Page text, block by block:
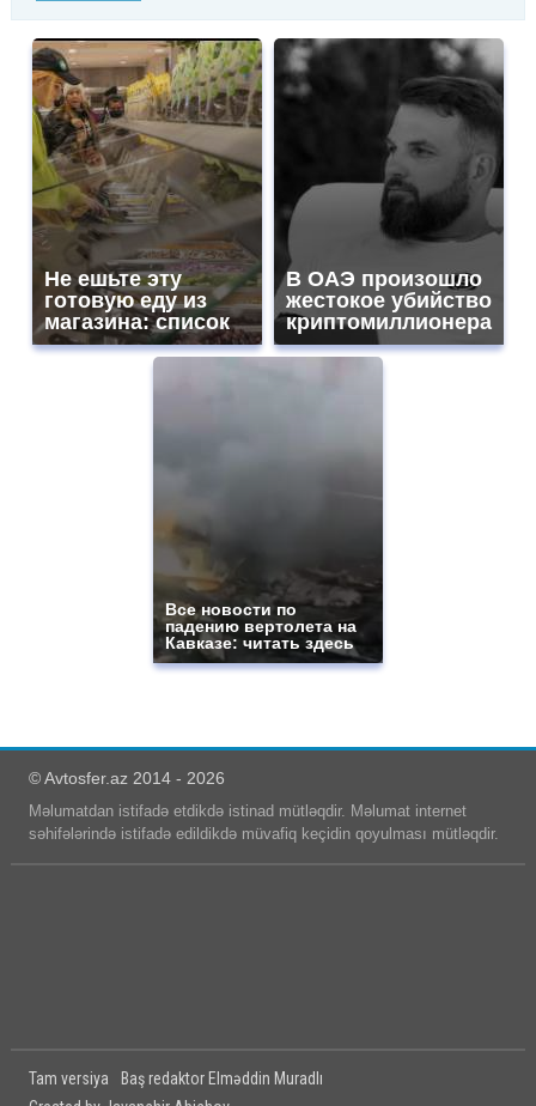
Не ешьте эту
готовую еду из
магазина: список
В ОАЭ произошло
жестокое убийство
криптомиллионера
Все новости по
падению вертолета на
Кавказе: читать здесь
© Avtosfer.az 2014 - 2026
Məlumatdan istifadə etdikdə istinad mütləqdir. Məlumat internet
səhifələrində istifadə edildikdə müvafiq keçidin qoyulması mütləqdir.
Tam versiya
Baş redaktor Elməddin Muradlı